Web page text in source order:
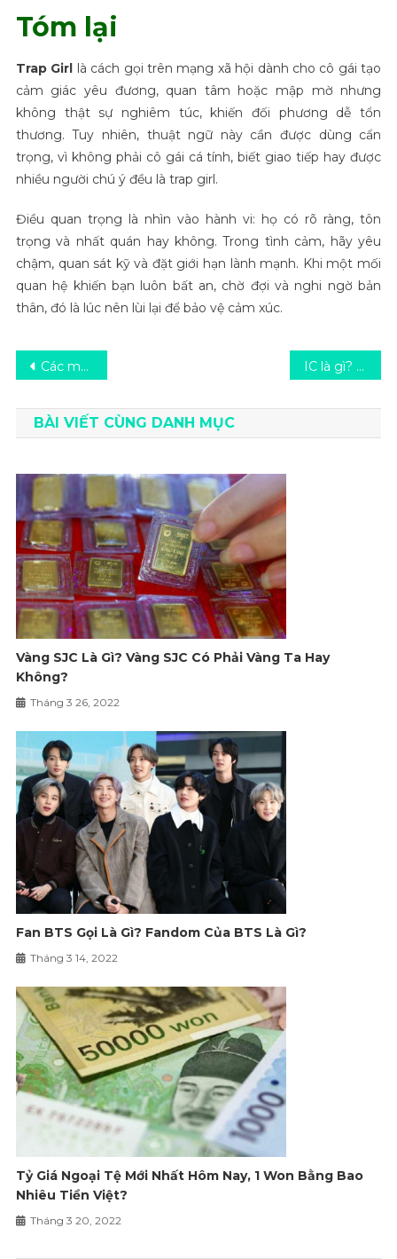
Tóm lại
Trap Girl là cách gọi trên mạng xã hội dành cho cô gái tạo
cảm giác yêu đương, quan tâm hoặc mập mờ nhưng
không thật sự nghiêm túc, khiến đối phương dễ tổn
thương. Tuy nhiên, thuật ngữ này cần được dùng cẩn
trọng, vì không phải cô gái cá tính, biết giao tiếp hay được
nhiều người chú ý đều là trap girl.
Điều quan trọng là nhìn vào hành vi: họ có rõ ràng, tôn
trọng và nhất quán hay không. Trong tình cảm, hãy yêu
chậm, quan sát kỹ và đặt giới hạn lành mạnh. Khi một mối
quan hệ khiến bạn luôn bất an, chờ đợi và nghi ngờ bản
thân, đó là lúc nên lùi lại để bảo vệ cảm xúc.
Điều
hướng
bài
viết
Các món ăn từ thịt lợn – từ truyền thống đến sáng tạo trong thế giới ẩm thực IC là gì? Cấu tạo, công dụng và ứng dụng trong đời sống
BÀI VIẾT CÙNG DANH MỤC
Vàng SJC Là Gì? Vàng SJC Có Phải Vàng Ta Hay
Không?
Tháng 3 26, 2022
Fan BTS Gọi Là Gì? Fandom Của BTS Là Gì?
Tháng 3 14, 2022
Tỷ Giá Ngoại Tệ Mới Nhất Hôm Nay, 1 Won Bằng Bao
Nhiêu Tiền Việt?
Tháng 3 20, 2022